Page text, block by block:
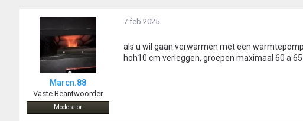
Marcn.88
Vaste Beantwoorder
Moderator
7 feb 2025
als u wil gaan verwarmen met een
hoh10 cm verleggen, groepen maximaal 60 a